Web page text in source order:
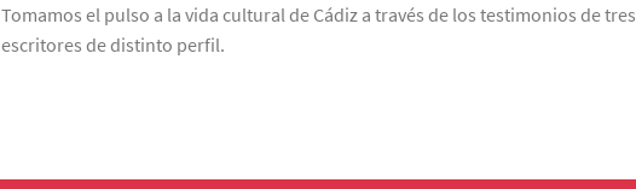
Tomamos el pulso a la vida cultural de Cádiz a través de los testimonios de tres
escritores de distinto perfil.